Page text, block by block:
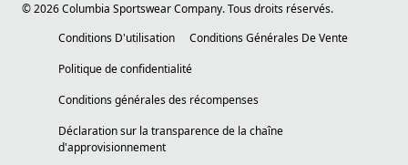
©2026Columbia Sportswear Company. Tous droits réservés.
Conditions D'utilisation
Conditions Générales De Vente
Politique de confidentialité
Conditions générales des récompenses
Déclaration sur la transparence de la chaîne
d'approvisionnement